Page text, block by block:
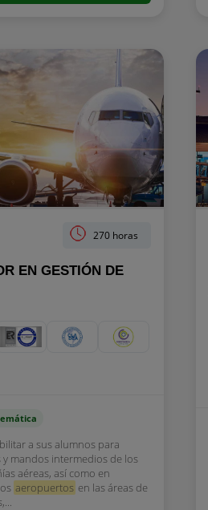
270 horas
EN GESTIÓN DE
a sus alumnos para
mandos intermedios de los
aéreas, así como en
aeropuertos en las áreas de